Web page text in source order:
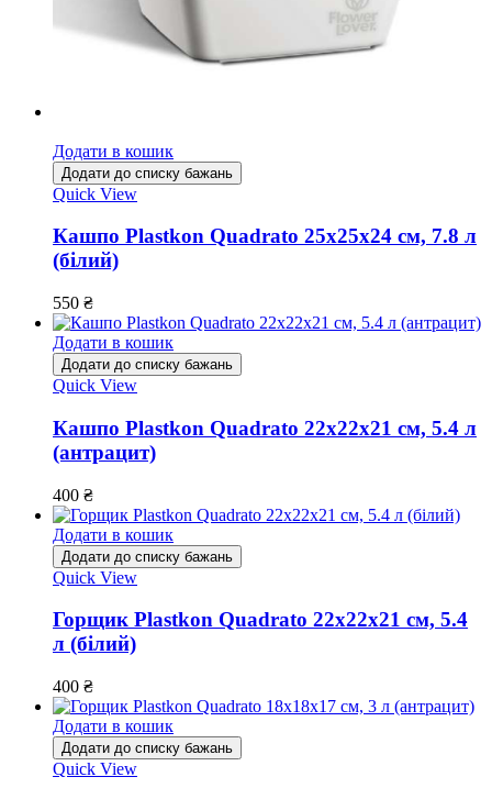
Додати в кошик
Додати до списку бажань
Quick View
Кашпо Plastkon Quadrato 25х25х24 см, 7.8 л
(білий)
550 ₴
Додати в кошик
Додати до списку бажань
Quick View
Кашпо Plastkon Quadrato 22х22х21 см, 5.4 л
(антрацит)
400 ₴
Додати в кошик
Додати до списку бажань
Quick View
Горщик Plastkon Quadrato 22х22х21 см, 5.4
л (білий)
400 ₴
Додати в кошик
Додати до списку бажань
Quick View